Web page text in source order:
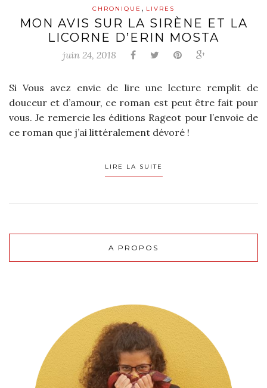
CHRONIQUE , LIVRES
MON AVIS SUR LA SIRÈNE ET LA
LICORNE D’ERIN MOSTA
juin 24, 2018
Si Vous avez envie de lire une lecture remplit de
douceur et d’amour, ce roman est peut être fait pour
vous. Je remercie les éditions Rageot pour l’envoie de
ce roman que j’ai littéralement dévoré !
LIRE LA SUITE
A PROPOS